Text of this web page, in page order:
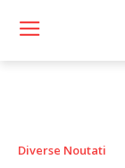
Diverse Noutati